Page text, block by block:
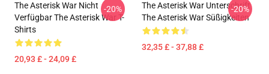
The Asterisk War Nicht
Verfügbar The Asterisk War T-
Shirts
20,93 £ - 24,09 £
-20%
The Asterisk War Unterschrift
The Asterisk War Süßigkeiten
32,35 £ - 37,88 £
-20%